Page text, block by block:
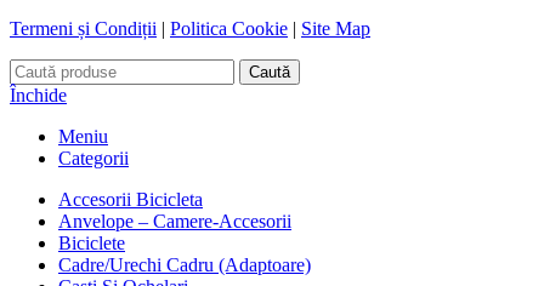
Termeni și Condiții | Politica Cookie | Site Map
Caută
Închide
Meniu
Categorii
Accesorii Bicicleta
Anvelope – Camere-Accesorii
Biciclete
Cadre/Urechi Cadru (Adaptoare)